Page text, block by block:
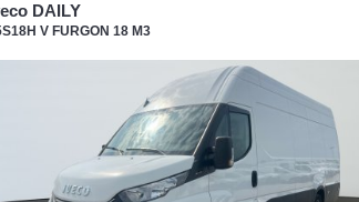
DAILY
V FURGON 18 M3